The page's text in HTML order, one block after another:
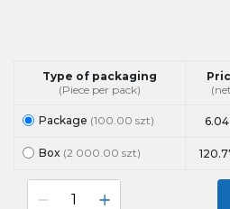
Type of packaging
(Piece per pack)
Package (100.00 szt) 6.04
Box (2 000.00 szt)